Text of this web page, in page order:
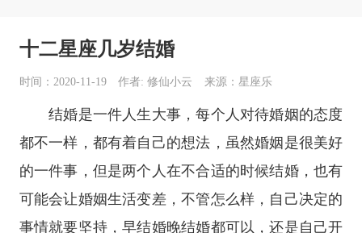
十二星座几岁结婚
时间：2020-11-19 作者: 修仙小云 来源：星座乐
结婚是一件人生大事，每个人对待婚姻的态度
都不一样，都有着自己的想法，虽然婚姻是很美好
的一件事，但是两个人在不合适的时候结婚，也有
可能会让婚姻生活变差，不管怎么样，自己决定的
事情就要坚持，早结婚晚结婚都可以，还是自己开